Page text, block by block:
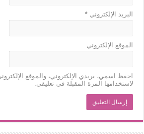
البريد الإلكتروني*
الموقع الإلكتروني
احفظ اسمي، بريدي الإلكتروني، والموقع
لاستخدامها المرة المقبلة في تعليقي.